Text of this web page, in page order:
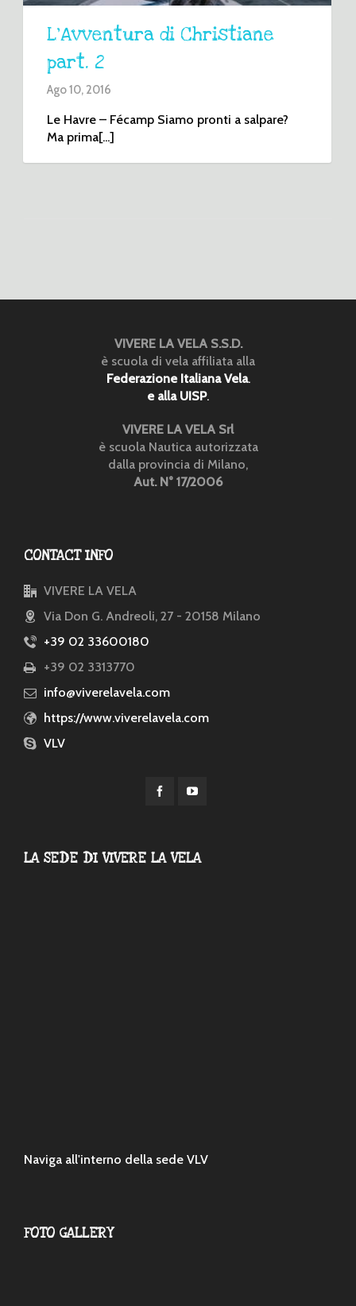
L’Avventura di Christiane
part. 2
Ago 10, 2016
Le Havre – Fécamp Siamo pronti a salpare?
Ma prima[...]
VIVERE LA VELA S.S.D.
è scuola di vela affiliata alla
Federazione Italiana Vela.
e alla UISP.
VIVERE LA VELA Srl
è scuola Nautica autorizzata
dalla provincia di Milano,
Aut. N° 17/2006
CONTACT INFO
VIVERE LA VELA
Via Don G. Andreoli, 27 - 20158 Milano
+39 02 33600180
+39 02 3313770
info@viverelavela.com
https://www.viverelavela.com
VLV
LA SEDE DI VIVERE LA VELA
Naviga all'interno della sede VLV
FOTO GALLERY